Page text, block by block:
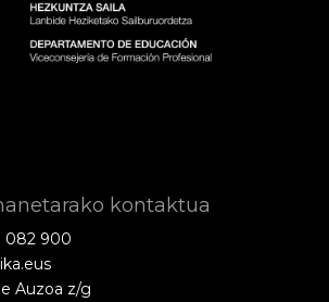
kontaktua
082 900
Auzoa z/g